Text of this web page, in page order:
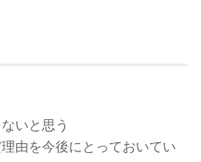
いと思う
由を今後にとっておいてい